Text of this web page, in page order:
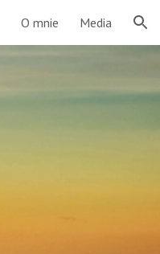
O mnie Media